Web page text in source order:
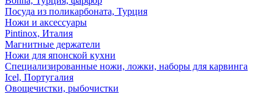
Посуда из поликарбоната, Турция
Ножи и аксессуары
Pintinox, Италия
Магнитные держатели
Ножи для японской кухни
Специализированные ножи, ложки, наборы для карвинга
Icel, Португалия
Овощечистки, рыбочистки